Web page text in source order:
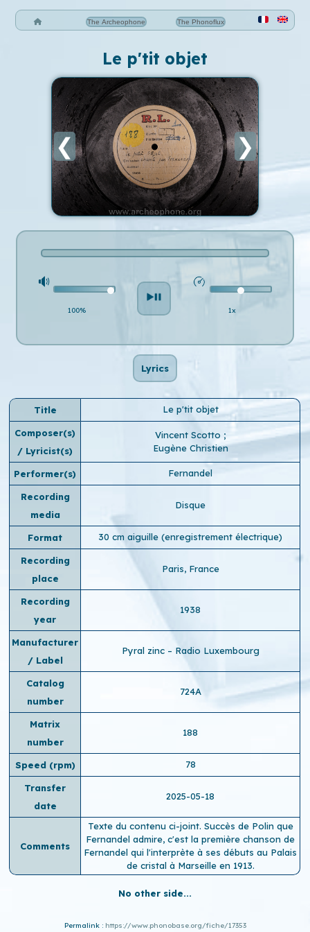
The Archeophone The Phonoflux
Le p'tit objet
❮ ❯
100% 1x
Lyrics
Title Le p'tit objet
Composer(s)
/ Lyricist(s)
Vincent Scotto ;
Eugène Christien
Performer(s) Fernandel
Recording
media
Disque
Format 30 cm aiguille (enregistrement électrique)
Recording
place
Paris, France
Recording
year
1938
Manufacturer
/ Label
Pyral zinc – Radio Luxembourg
Catalog
number
724A
Matrix
number
188
Speed ​​(rpm) 78
Transfer
date
2025-05-18
Comments
Texte du contenu ci-joint. Succès de Polin que
Fernandel admire, c'est la première chanson de
Fernandel qui l'interprète à ses débuts au Palais
de cristal à Marseille en 1913.
No other side...
Permalink : https://www.phonobase.org/fiche/17353